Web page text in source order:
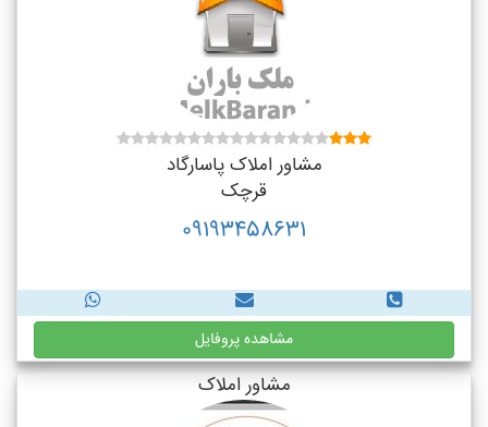
مشاور املاک پاسارگاد
قرچک
09193458631
مشاهده پروفایل
مشاور املاک